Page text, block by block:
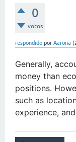
0
votos
respondido por Aarona (
Generally,
money than
positions.
such as
experience,